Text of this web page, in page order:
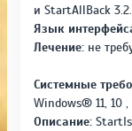
и StartAllBack
Язык
Лечение: не
Системные
Windows® 11, 10
Описание: